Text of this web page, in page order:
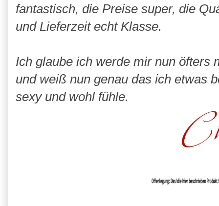
fantastisch, die Preise super, die
und Lieferzeit echt Klasse.
Ich glaube ich werde mir nun öfters
und weiß nun genau das ich etwas
sexy und wohl fühle.